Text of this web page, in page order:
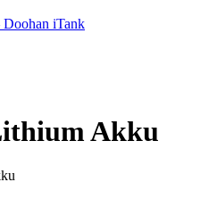
Doohan iTank
Akku